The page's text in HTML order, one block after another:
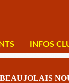
INFOS